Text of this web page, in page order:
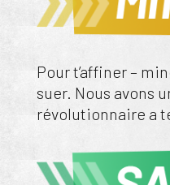
Pour t’affiner –
suer. Nous avons
révolutionnaire a